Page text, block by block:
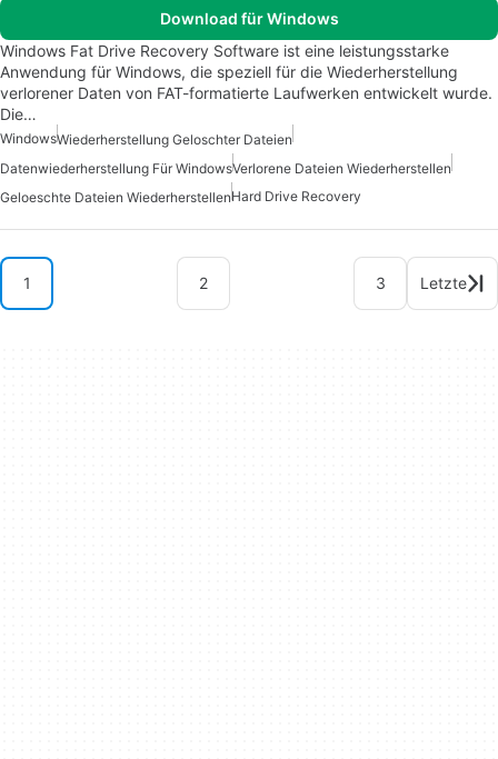
Download für Windows
Windows Fat Drive Recovery Software ist eine leistungsstarke
Anwendung für Windows, die speziell für die Wiederherstellung
verlorener Daten von FAT-formatierte Laufwerken entwickelt wurde.
Die…
WindowsWiederherstellung Geloschter Dateien
Datenwiederherstellung Für WindowsVerlorene Dateien Wiederherstellen
Geloeschte Dateien WiederherstellenHard Drive Recovery
1 2 3 Letzte